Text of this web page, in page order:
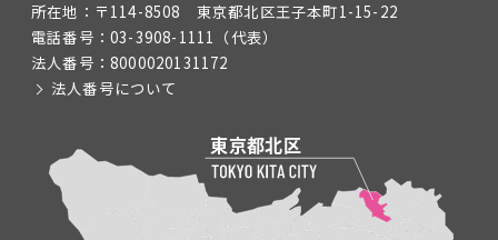
所在地： 〒114-8508 東京都北区王子本町1-15-22
電話番号： 03-3908-1111 （代表）
法人番号： 8000020131172
法人番号について